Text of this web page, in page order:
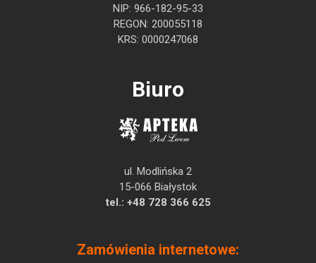
NIP: 966-182-95-33
REGON: 200055118
KRS: 0000247068
Biuro
ul. Modlińska 2
15-066 Białystok
tel.: +48 728 366 625
Zamówienia internetowe: